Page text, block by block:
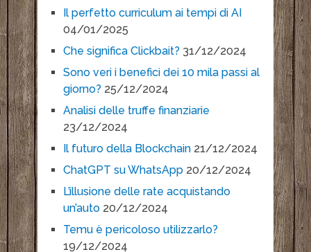
Il perfetto curriculum ai tempi di AI
04/01/2025
Che significa Clickbait? 31/12/2024
Sono veri i benefici dei 10 mila passi al
giorno? 25/12/2024
Analisi delle truffe finanziarie
23/12/2024
Il futuro della Blockchain 21/12/2024
ChatGPT su WhatsApp 20/12/2024
L’illusione delle rate acquistando
un’auto 20/12/2024
Temu è pericoloso utilizzarlo?
19/12/2024